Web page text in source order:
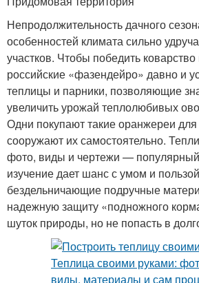
Непродолжительность дачного
особенностей климата сильно
участков. Чтобы победить
российские «фазендейро» давно и
теплицы и парники, позволяющие
увеличить урожай теплолюбивых
Одни покупают такие оранжереи для
сооружают их самостоятельно.
фото, виды и чертежи —
изучение дает шанс с умом и
бездельничающие подручные
надежную защиту «подножного
шуток природы, но не попасть в